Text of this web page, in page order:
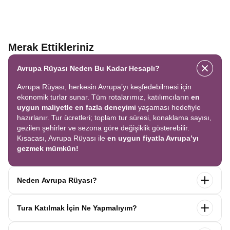
Merak Ettikleriniz
Avrupa Rüyası Neden Bu Kadar Hesaplı?
Avrupa Rüyası, herkesin Avrupa’yı keşfedebilmesi için
ekonomik turlar sunar. Tüm rotalarımız, katılımcıların en
uygun maliyetle en fazla deneyimi yaşaması hedefiyle
hazırlanır. Tur ücretleri; toplam tur süresi, konaklama sayısı,
gezilen şehirler ve sezona göre değişiklik gösterebilir.
Kısacası, Avrupa Rüyası ile en uygun fiyatla Avrupa’yı
gezmek mümkün!
Neden Avrupa Rüyası?
tek seferde birçok
ülkeyikeşfedin! Ekstra tur ücreti yok, tüm geziler fiyata
Tura Katılmak İçin Ne Yapmalıyım?